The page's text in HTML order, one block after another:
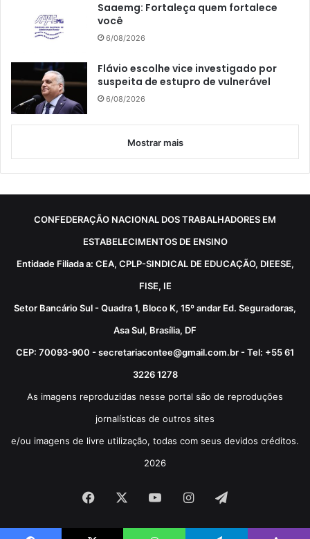
Saaemg: Fortaleça quem fortalece
você
6/08/2026
Flávio escolhe vice investigado por
suspeita de estupro de vulnerável
6/08/2026
Mostrar mais
CONFEDERAÇÃO NACIONAL DOS TRABALHADORES EM
ESTABELECIMENTOS DE ENSINO
Entidade Filiada a: CEA, CPLP-SINDICAL DE EDUCAÇÃO, DIEESE,
FISE, IE
Setor Bancário Sul - Quadra 1, Bloco K, 15º andar Ed. Seguradoras,
Asa Sul, Brasília, DF
CEP: 70093-900 - secretariacontee@gmail.com.br - Tel: +55 61
3226 1278
As imagens reproduzidas nesse portal são de reproduções
jornalísticas de outros sites
e/ou imagens de livre utilização, todas com seus devidos créditos.
2026
Facebook YouTubeInstagram